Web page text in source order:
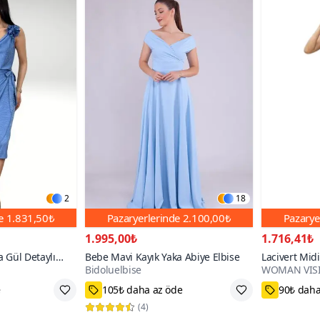
2
1.831,50₺
Detaylı
Kumaş Degaje
18
Pazaryerlerinde 2.100,00₺
1.995,00₺
Bebe Mavi Kayık Yaka Abiye Elbise
Bidoluelbise
200+
34,36,38,40,42,44,46,48,50,52,54
(4)
1.716,41₺
Lacivert Midi
Dokuma
line Kalıp
WOMAN
36,38